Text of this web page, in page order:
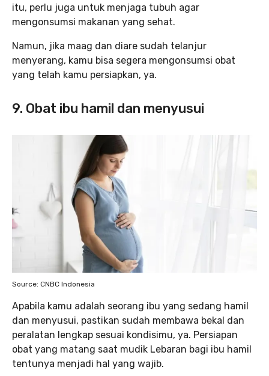
itu, perlu juga untuk menjaga tubuh agar
mengonsumsi makanan yang sehat.
Namun, jika maag dan diare sudah telanjur
menyerang, kamu bisa segera mengonsumsi obat
yang telah kamu persiapkan, ya.
9. Obat ibu hamil dan menyusui
Source: CNBC Indonesia
Apabila kamu adalah seorang ibu yang sedang hamil
dan menyusui, pastikan sudah membawa bekal dan
peralatan lengkap sesuai kondisimu, ya. Persiapan
obat yang matang saat mudik Lebaran bagi ibu hamil
tentunya menjadi hal yang wajib.